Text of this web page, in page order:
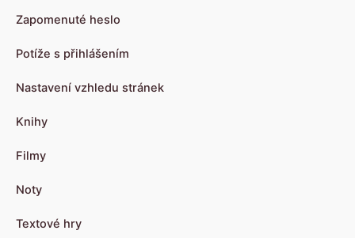
Zapomenuté heslo
Potíže s přihlášením
Nastavení vzhledu stránek
Knihy
Filmy
Noty
Textové hry